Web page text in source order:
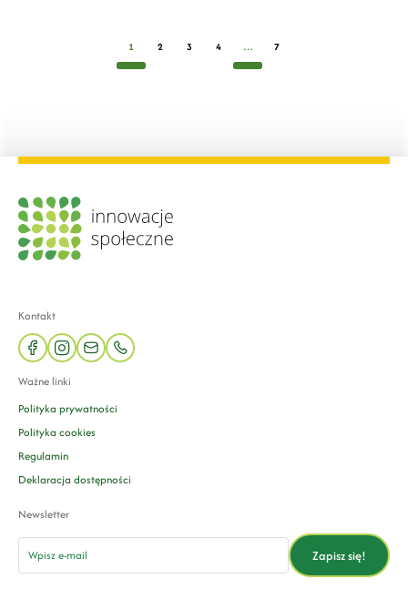
1 2 3 4 … 7
Kontakt
facebookinstagram
mail phone
Ważne linki
Polityka prywatności
Polityka cookies
Regulamin
Deklaracja dostępności
Newsletter
email
Zapisz się!